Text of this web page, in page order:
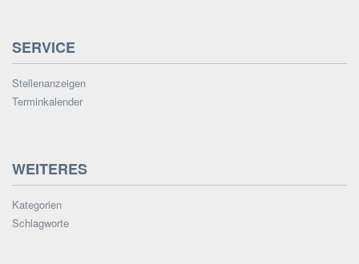
SERVICE
Stellenanzeigen
Terminkalender
WEITERES
Kategorien
Schlagworte